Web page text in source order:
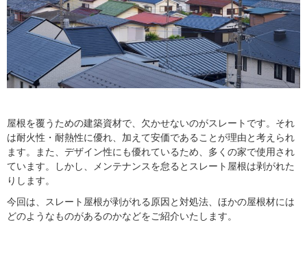
屋根を覆うための建築資材で、欠かせないのがスレートです。それ
は耐火性・耐熱性に優れ、加えて安価であることが理由と考えられ
ます。また、デザイン性にも優れているため、多くの家で使用され
ています。しかし、メンテナンスを怠るとスレート屋根は剥がれた
りします。
今回は、スレート屋根が剥がれる原因と対処法、ほかの屋根材には
どのようなものがあるのかなどをご紹介いたします。